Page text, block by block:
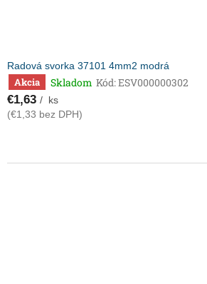
Radová svorka 37101 4mm2 modrá
Akcia Skladom Kód:ESV000000302
€1,63 / ks
(€1,33 bez DPH)